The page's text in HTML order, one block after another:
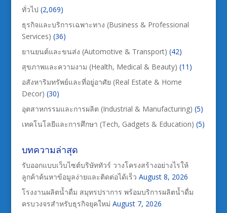
ทั่วไป (2,069)
ธุรกิจและบริการเฉพาะทาง (Business & Professional
Services) (36)
ยานยนต์และขนส่ง (Automotive & Transport) (42)
สุขภาพและความงาม (Health, Medical & Beauty) (11)
อสังหาริมทรัพย์และที่อยู่อาศัย (Real Estate & Home
Decor) (30)
อุตสาหกรรมและการผลิต (Industrial & Manufacturing) (5)
เทคโนโลยีและการศึกษา (Tech, Gadgets & Education) (5)
บทความล่าสุด
รับออกแบบเว็บไซต์บริษัททัวร์ วางโครงสร้างอย่างไรให้
ลูกค้าค้นหาข้อมูลง่ายและติดต่อได้เร็ว August 8, 2026
โรงงานผลิตน้ำดื่ม สมุทรปราการ พร้อมบริการผลิตน้ำดื่ม
ครบวงจรสำหรับธุรกิจยุคใหม่ August 7, 2026